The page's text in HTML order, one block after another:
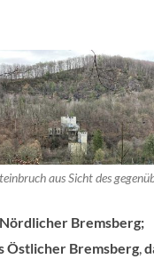
aus Sicht des
Bremsberg;
Östlicher Bremsberg,